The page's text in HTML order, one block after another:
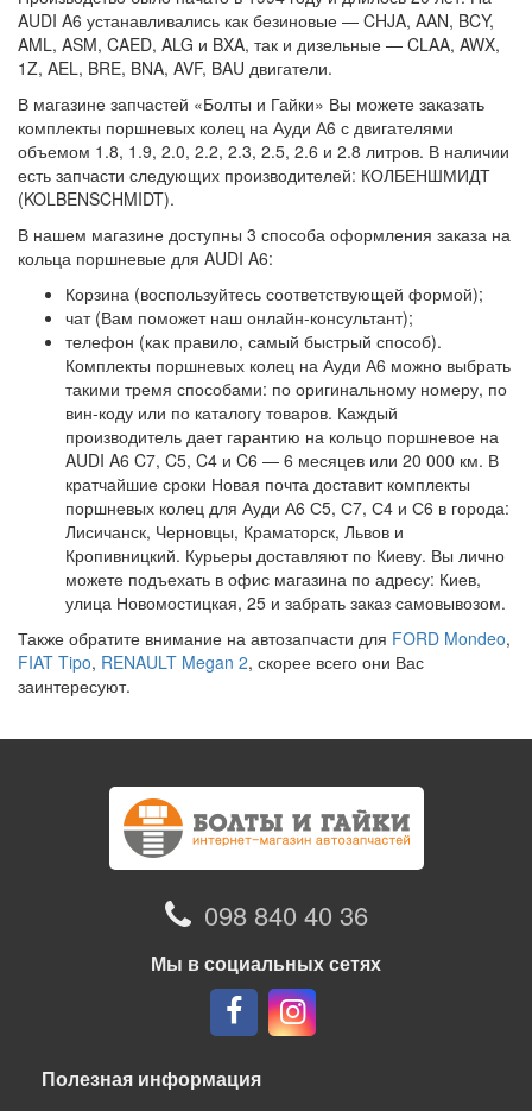
AUDI A6 устанавливались как безиновые — CHJA, AAN, BCY,
AML, ASM, CAED, ALG и BXA, так и дизельные — CLAA, AWX,
1Z, AEL, BRE, BNA, AVF, BAU двигатели.
В магазине запчастей «Болты и Гайки» Вы можете заказать
комплекты поршневых колец на Ауди А6 с двигателями
объемом 1.8, 1.9, 2.0, 2.2, 2.3, 2.5, 2.6 и 2.8 литров. В наличии
есть запчасти следующих производителей: КОЛБЕНШМИДТ
(KOLBENSCHMIDT).
В нашем магазине доступны 3 способа оформления заказа на
кольца поршневые для AUDI A6:
Корзина (воспользуйтесь соответствующей формой);
чат (Вам поможет наш онлайн-консультант);
телефон (как правило, самый быстрый способ).
Комплекты поршневых колец на Ауди А6 можно выбрать
такими тремя способами: по оригинальному номеру, по
вин-коду или по каталогу товаров. Каждый
производитель дает гарантию на кольцо поршневое на
AUDI A6 C7, C5, C4 и C6 — 6 месяцев или 20 000 км. В
кратчайшие сроки Новая почта доставит комплекты
поршневых колец для Ауди А6 С5, С7, С4 и С6 в города:
Лисичанск, Черновцы, Краматорск, Львов и
Кропивницкий. Курьеры доставляют по Киеву. Вы лично
можете подъехать в офис магазина по адресу: Киев,
улица Новомостицкая, 25 и забрать заказ самовывозом.
Также обратите внимание на автозапчасти для FORD Mondeo,
FIAT Tipo, RENAULT Megan 2, скорее всего они Вас
заинтересуют.
098 840 40 36
Мы в социальных сетях
Полезная информация